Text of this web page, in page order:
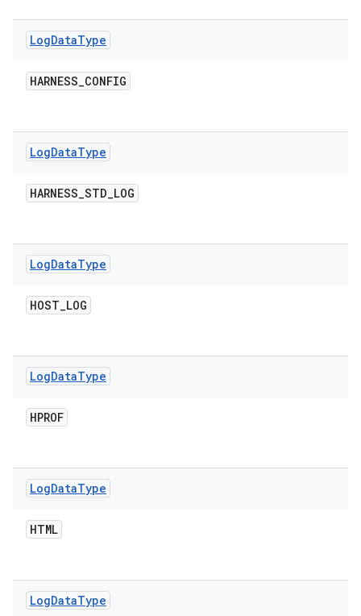
LogDataType
HARNESS_CONFIG
LogDataType
HARNESS_STD_LOG
LogDataType
HOST_LOG
LogDataType
HPROF
LogDataType
HTML
LogDataType